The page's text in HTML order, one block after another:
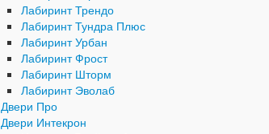
Лабиринт Трендо
Лабиринт Тундра Плюс
Лабиринт Урбан
Лабиринт Фрост
Лабиринт Шторм
Лабиринт Эволаб
Двери Про
Двери Интекрон